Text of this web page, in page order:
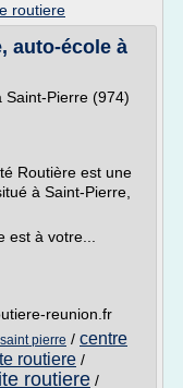
routiere
auto-école à
Saint-Pierre (974)
Routière est une
à Saint-Pierre,
à votre...
reunion.fr
pierre / centre
routiere /
routiere /